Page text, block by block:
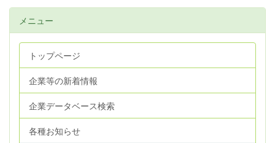
メニュー
トップページ
企業等の新着情報
企業データベース検索
各種お知らせ